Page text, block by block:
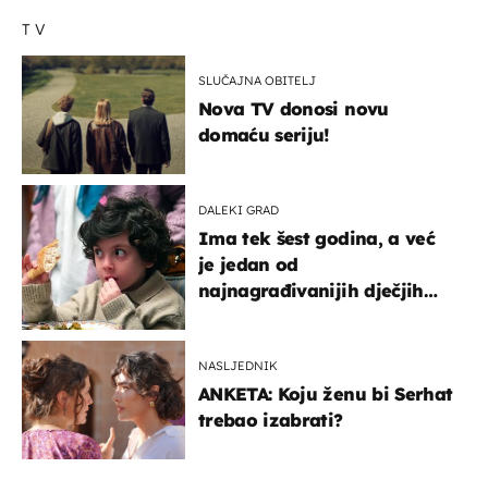
TV
SLUČAJNA OBITELJ
Nova TV donosi novu
domaću seriju!
DALEKI GRAD
Ima tek šest godina, a već
je jedan od
najnagrađivanijih dječjih
NASLJEDNIK
ANKETA: Koju ženu bi Serhat
trebao izabrati?